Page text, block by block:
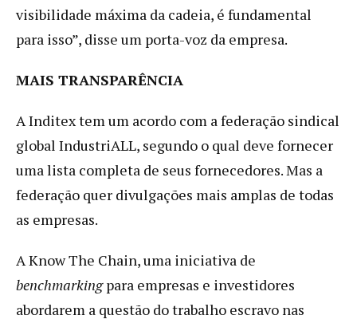
visibilidade máxima da cadeia, é fundamental
para isso”, disse um porta-voz da empresa.
MAIS TRANSPARÊNCIA
A Inditex tem um acordo com a federação sindical
global IndustriALL, segundo o qual deve fornecer
uma lista completa de seus fornecedores. Mas a
federação quer divulgações mais amplas de todas
as empresas.
A Know The Chain, uma iniciativa de
benchmarkingpara empresas e investidores
abordarem a questão do trabalho escravo nas